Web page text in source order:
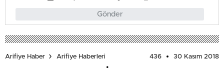
Gönder
Arifiye Haber Arifiye Haberleri 436 30 Kasım 2018